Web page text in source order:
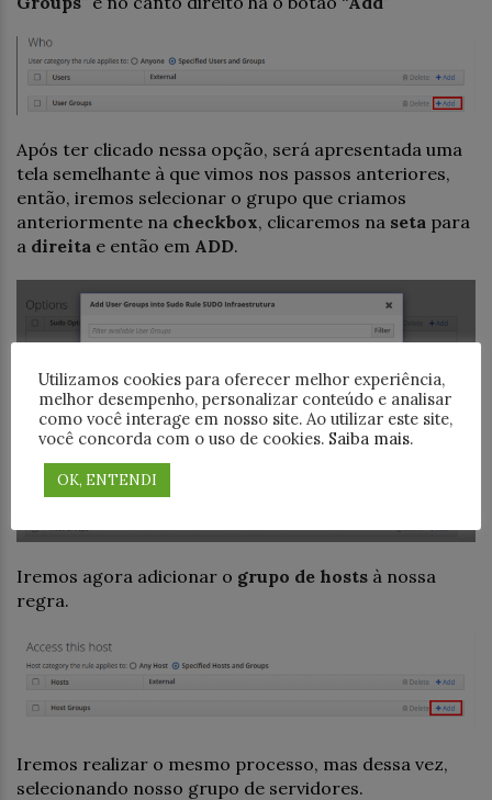
Após ter clicado nessa opção, será apresentada uma
tela semelhante à que vimos nos passos anteriores,
então, iremos selecionar o grupo que criamos
anteriormente na checkbox, clicaremos na seta para
a direita e então em ADD.
Iremos agora adicionar o grupo de hosts à nossa
regra.
Iremos realizar o mesmo processo, mas dessa vez,
selecionando nosso grupo de servidores.
Utilizamos cookies para oferecer melhor experiência,
melhor desempenho, personalizar conteúdo e analisar
como você interage em nosso site. Ao utilizar este site,
você concorda com o uso de cookies. Saiba mais.
OK, ENTENDI